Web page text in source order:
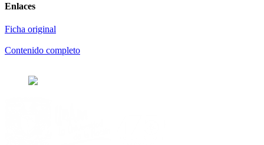
Enlaces
Ficha original
Contenido completo